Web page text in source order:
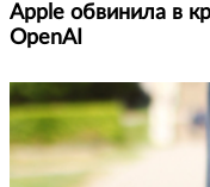
Apple обвинила в
OpenAI